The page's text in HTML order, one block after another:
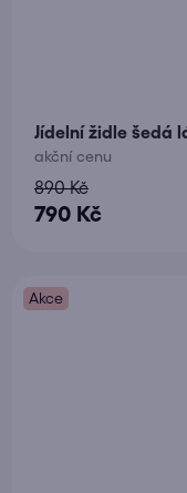
Jídelní židle šedá
akční cenu
790 Kč
890 Kč
Akce